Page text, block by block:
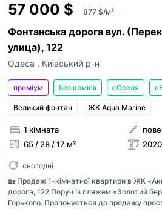
57 000 $ 877 $/м²
Фонтанська дорога вул.
улица), 122
Одеса , Київський р-н
преміум без комісії єОселя
Великий фонтан ЖК Aqua Marine
1 кімната
65 / 28 / 17 м²
сьогодні
🏡 Продаж 1-кімнатної квартири в ЖК
дорога, 122 Поруч із пляжем «Золотий
Горького. Пропонується до продажу